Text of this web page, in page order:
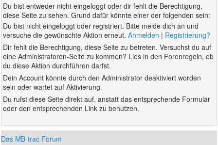
Du bist entweder nicht eingeloggt oder dir fehlt die Berechtigung,
diese Seite zu sehen. Grund dafür könnte einer der folgenden sein:
Du bist nicht eingeloggt oder registriert. Bitte melde dich an und
versuche die gewünschte Aktion erneut.Anmelden | Registrierung?
Dir fehlt die Berechtigung, diese Seite zu betreten. Versuchst du auf
eine Administratoren-Seite zu kommen? Lies in den Forenregeln, ob
du diese Aktion durchführen darfst.
Dein Account könnte durch den Administrator deaktiviert worden
sein oder wartet auf Aktivierung.
Du rufst diese Seite direkt auf, anstatt das entsprechende Formular
oder den entsprechenden Link zu benutzen.
Das MB-trac Forum